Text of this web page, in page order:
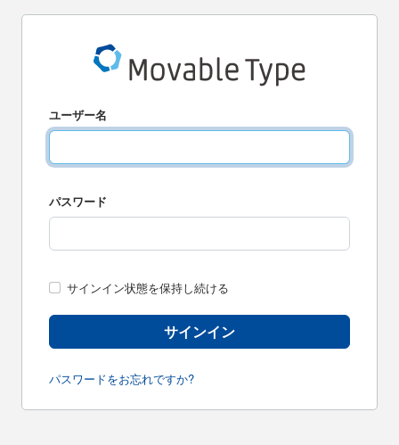
ユーザー名
パスワード
サインイン状態を保持し続ける
パスワードをお忘れですか?
サインイン